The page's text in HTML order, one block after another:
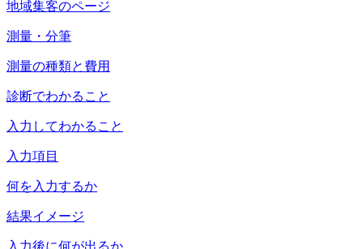
地域集客のページ
測量・分筆
測量の種類と費用
診断でわかること
入力してわかること
入力項目
何を入力するか
結果イメージ
入力後に何が出るか